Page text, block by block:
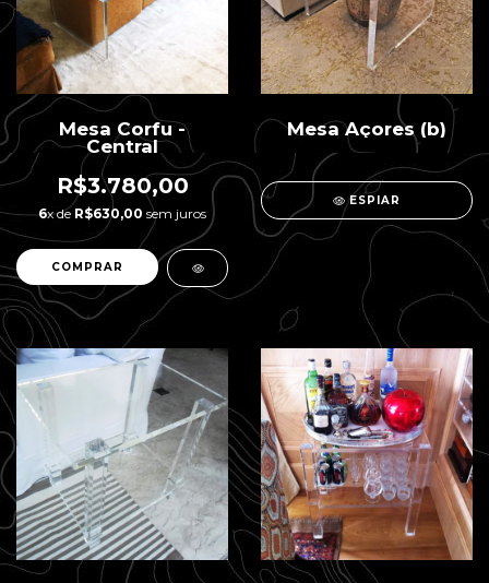
Mesa Corfu -
Central
R$3.780,00
6x de R$630,00 sem juros
Mesa Açores (b)
ESPIAR